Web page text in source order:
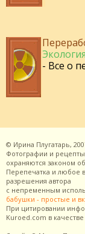
- Все о
© Ирина Плугатарь,
Фотографии и
охраняются законом
Перепечатка и любое
разрешения автора
с непременным
бабушки - простые и
При цитировании
Kuroed.com в